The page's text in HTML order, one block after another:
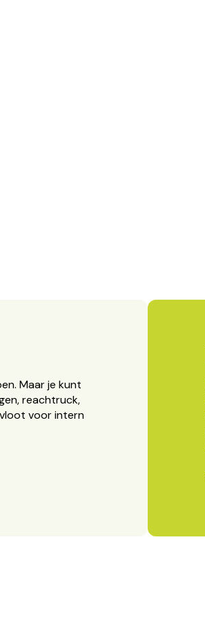
Maar je kunt
reachtruck,
voor intern